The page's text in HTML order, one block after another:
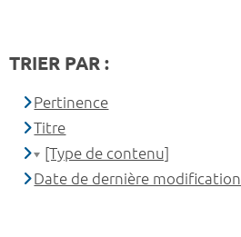
TRIER PAR :
Pertinence
Titre
[Type de contenu]
Date de dernière modification